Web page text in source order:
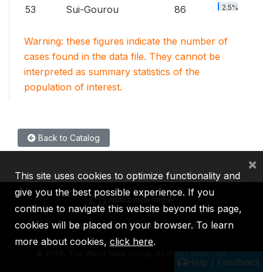
53 Sui-Gourou 86 2.5%
Warning: these figures indicate the number of
cases found in the data file. They cannot be
interpreted as summary statistics of the
population of interest.
Back to Catalog
Help / Feedback
IBRD IDA IFC MIGA ICSID
2026, The World Bank Group, All Rights Reserved.
This site uses cookies to optimize functionality and
give you the best possible experience. If you
continue to navigate this website beyond this page,
cookies will be placed on your browser. To learn
more about cookies, click here.
×